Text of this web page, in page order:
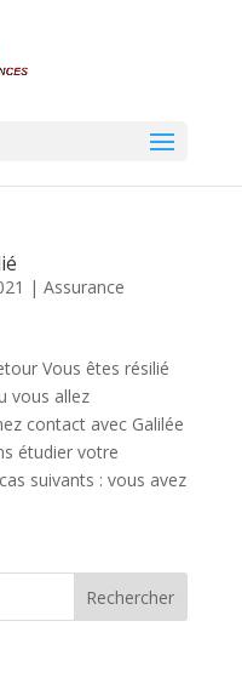
| Assurance
Vous êtes résilié
vous allez
contact avec Galilée
étudier votre
suivants : vous avez